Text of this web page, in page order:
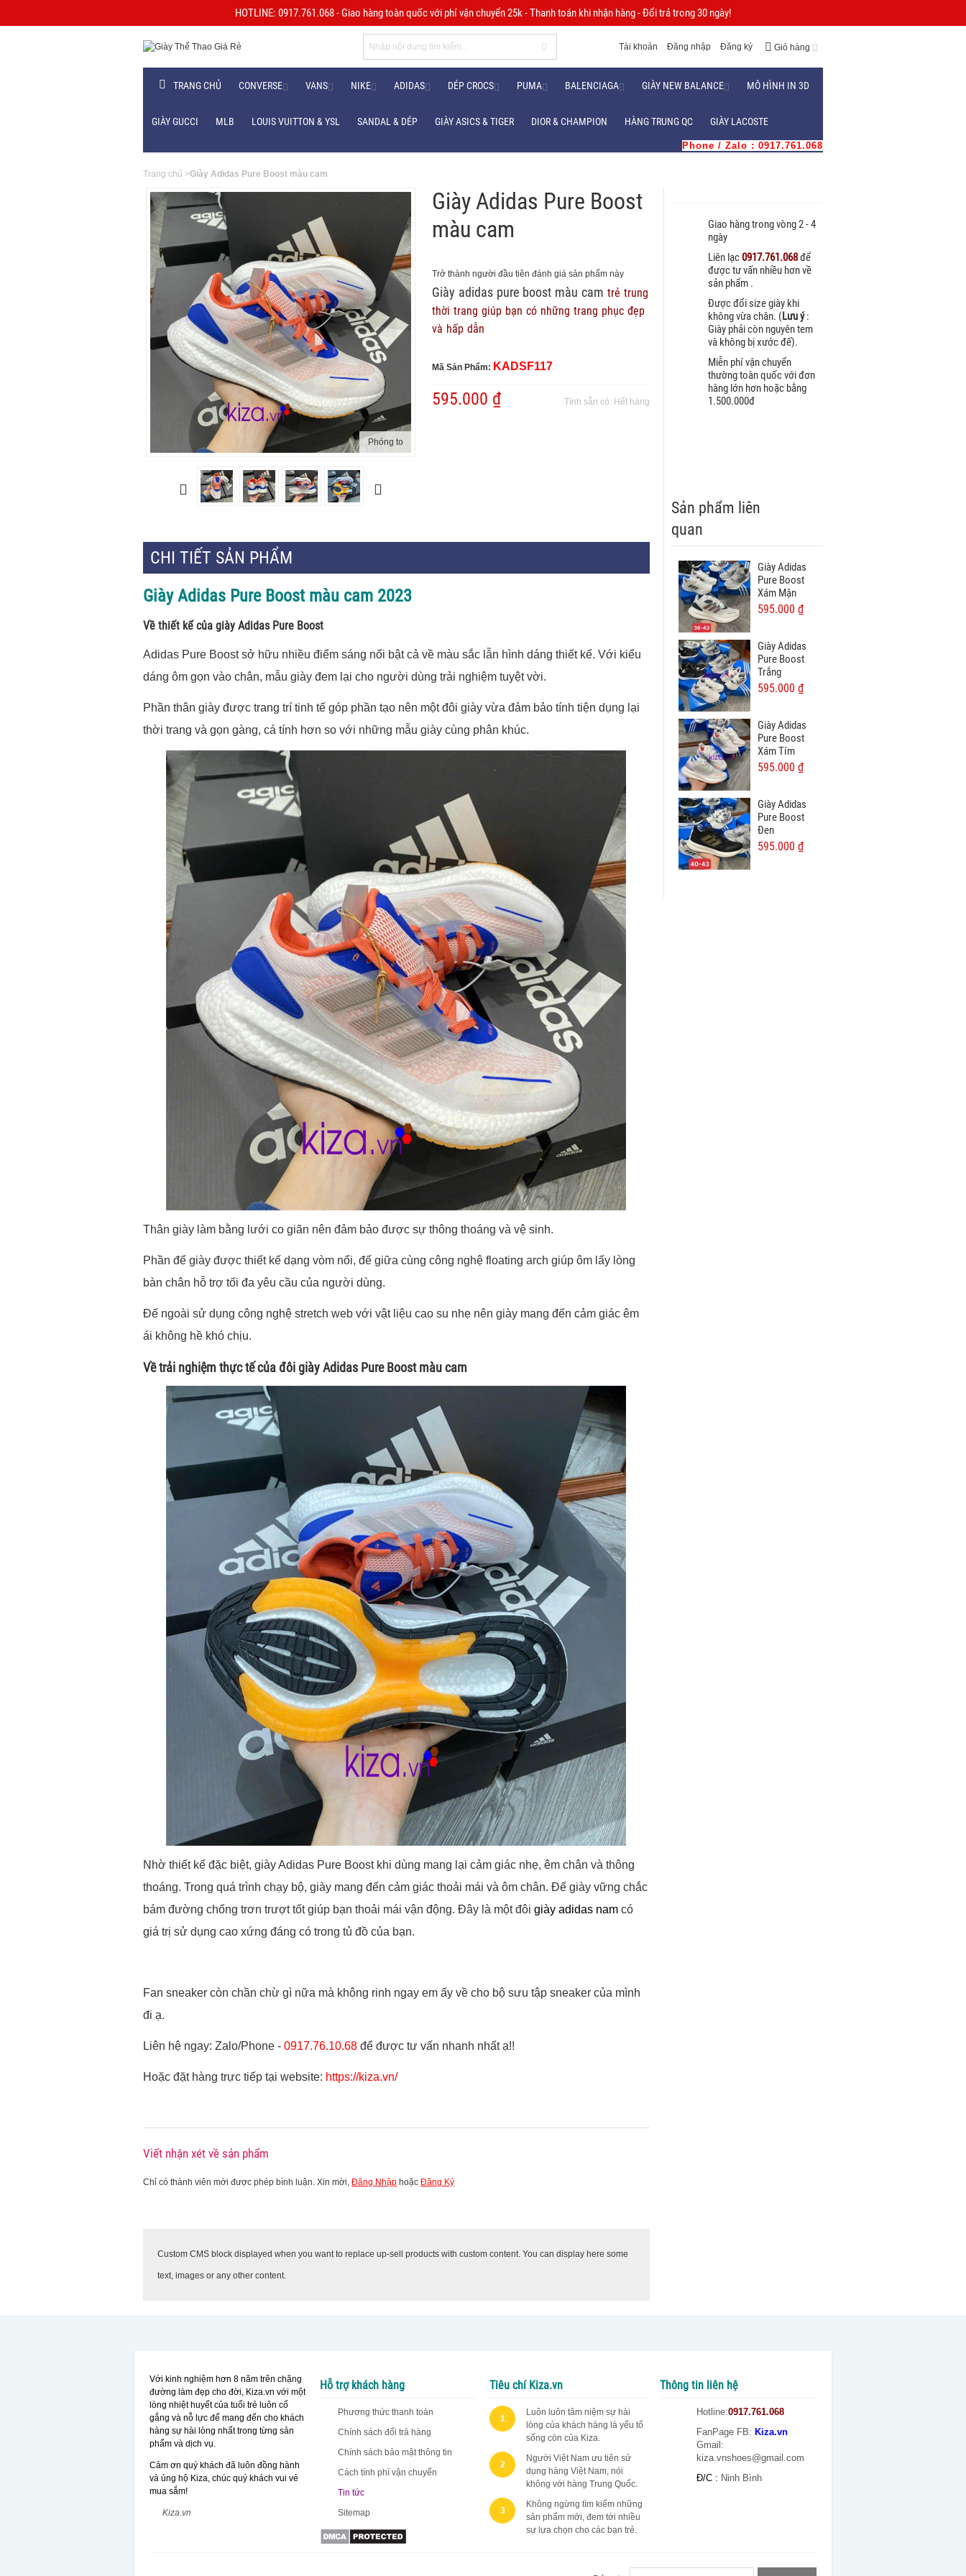
HOTLINE: 0917.761.068 - Giao hàng toàn quốc với phí vận chuyển 25k - Thanh toán khi nhận hàng - Đổi trả trong 30 ngày!
Giỏ hàng
Tài khoản Đăng nhập Đăng ký
TRANG CHỦ CONVERSE VANS NIKE ADIDAS DÉP CROCS PUMA BALENCIAGA GIÀY NEW BALANCE MÔ HÌNH IN 3D
GIÀY GUCCI MLB LOUIS VUITTON & YSL SANDAL & DÉP GIÀY ASICS & TIGER DIOR & CHAMPION HÀNG TRUNG QC GIÀY LACOSTE
Phone / Zalo : 0917.761.068
Trang chủ >Giày Adidas Pure Boost màu cam
Phóng to
Giày Adidas Pure Boost
màu cam
Trở thành người đầu tiên đánh giá sản phẩm này
Giày adidas pure boost màu cam trẻ trung
thời trang giúp bạn có những trang phục đẹp
và hấp dẫn
Mã Sản Phẩm: KADSF117
Tính sẵn có: Hết hàng
595.000 ₫
Giao hàng trong vòng 2 - 4
ngày
Liên lạc0917.761.068để
được tư vấn nhiều hơn về
sản phẩm .
Được đổi size giày khi
không vừa chân. (Lưu ý:
Giày phải còn nguyên tem
và không bị xước đế).
Miễn phí vận chuyển
thường toàn quốc với đơn
hàng lớn hơn hoặc bằng
1.500.000đ
Sản phẩm liên
quan
Giày Adidas
Pure Boost
Xám Mận
595.000 ₫
Giày Adidas
Pure Boost
Trắng
595.000 ₫
Giày Adidas
Pure Boost
Xám Tím
595.000 ₫
Giày Adidas
Pure Boost
Đen
595.000 ₫
CHI TIẾT SẢN PHẨM
Giày Adidas Pure Boost màu cam 2023
Về thiết kế của giày Adidas Pure Boost
Adidas Pure Boost sở hữu nhiều điểm sáng nổi bật cả về màu sắc lẫn hình dáng thiết kế. Với kiểu
dáng ôm gọn vào chân, mẫu giày đem lại cho người dùng trải nghiệm tuyệt vời.
Phần thân giày được trang trí tinh tế góp phần tạo nên một đôi giày vừa đảm bảo tính tiện dụng lại
thời trang và gọn gàng, cá tính hơn so với những mẫu giày cùng phân khúc.
Thân giày làm bằng lưới co giãn nên đảm bảo được sự thông thoáng và vệ sinh.
Phần đế giày được thiết kế dạng vòm nổi, đế giữa cùng công nghệ floating arch giúp ôm lấy lòng
bàn chân hỗ trợ tối đa yêu cầu của người dùng.
Đế ngoài sử dụng công nghệ stretch web với vật liệu cao su nhẹ nên giày mang đến cảm giác êm
ái không hề khó chịu.
Về trải nghiệm thực tế của đôi giày Adidas Pure Boost màu cam
Nhờ thiết kế đặc biệt, giày Adidas Pure Boost khi dùng mang lại cảm giác nhẹ, êm chân và thông
thoáng. Trong quá trình chạy bộ, giày mang đến cảm giác thoải mái và ôm chân. Đế giày vững chắc
bám đường chống trơn trượt tốt giúp bạn thoải mái vận động. Đây là một đôigiày adidas nam có
giá trị sử dụng cao xứng đáng có trong tủ đồ của bạn.
Fan sneaker còn chần chừ gì nữa mà không rinh ngay em ấy về cho bộ sưu tập sneaker của mình
đi ạ.
Liên hệ ngay: Zalo/Phone -0917.76.10.68 để được tư vấn nhanh nhất ạ!!
Hoặc đặt hàng trực tiếp tại website: https://kiza.vn/
Viết nhận xét về sản phẩm
Chỉ có thành viên mới được phép bình luận. Xin mời,Đăng Nhập hoặcĐăng Ký
Custom CMS block displayed when you want to replace up-sell products with custom content. You can display here some
text, images or any other content.
Với kinh nghiệm hơn 8 năm trên chặng
đường làm đẹp cho đời, Kiza.vn với một
lòng nhiệt huyết của tuổi trẻ luôn cố
gắng và nỗ lực để mang đến cho khách
hàng sự hài lòng nhất trong từng sản
phẩm và dịch vụ.
Cảm ơn quý khách đã luôn đồng hành
và ủng hộ Kiza, chúc quý khách vui vẻ
mua sắm!
Kiza.vn
Hỗ trợ khách hàng
Phương thức thanh toán
Chính sách đổi trả hàng
Chính sách bảo mật thông tin
Cách tính phí vận chuyển
Tin tức
Sitemap
Tiêu chí Kiza.vn
1
Luôn luôn tâm niệm sự hài
lòng của khách hàng là yếu tố
sống còn của Kiza.
2
Người Việt Nam ưu tiên sử
dụng hàng Việt Nam, nói
không với hàng Trung Quốc.
3
Không ngừng tìm kiếm những
sản phẩm mới, đem tới nhiều
sự lựa chọn cho các bạn trẻ.
Thông tin liên hệ
Hotline:0917.761.068
FanPage FB: Kiza.vn
Gmail:
kiza.vnshoes@gmail.com
Đ/C : Ninh Bình